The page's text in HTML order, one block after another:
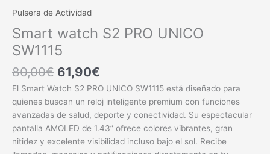
Pulsera de Actividad
Smart watch S2 PRO UNICO
SW1115
80,00€ 61,90€
El Smart Watch S2 PRO UNICO SW1115 está diseñado para
quienes buscan un reloj inteligente premium con funciones
avanzadas de salud, deporte y conectividad. Su espectacular
pantalla AMOLED de 1.43” ofrece colores vibrantes, gran
nitidez y excelente visibilidad incluso bajo el sol. Recibe